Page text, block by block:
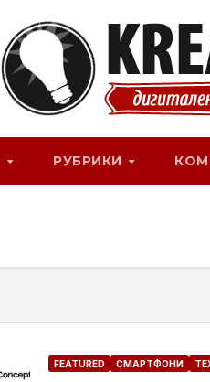
РУБРИКИ
FEATURED СМАРТФОНИ